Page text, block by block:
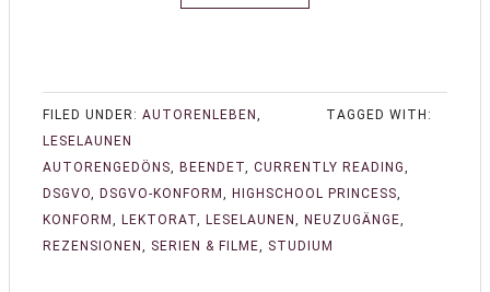
FILED UNDER: AUTORENLEBEN ,
LESELAUNEN
TAGGED WITH:
AUTORENGEDÖNS, BEENDET, CURRENTLY READING,
DSGVO, DSGVO-KONFORM , HIGHSCHOOL PRINCESS,
KONFORM , LEKTORAT, LESELAUNEN , NEUZUGÄNGE,
REZENSIONEN , SERIEN & FILME, STUDIUM